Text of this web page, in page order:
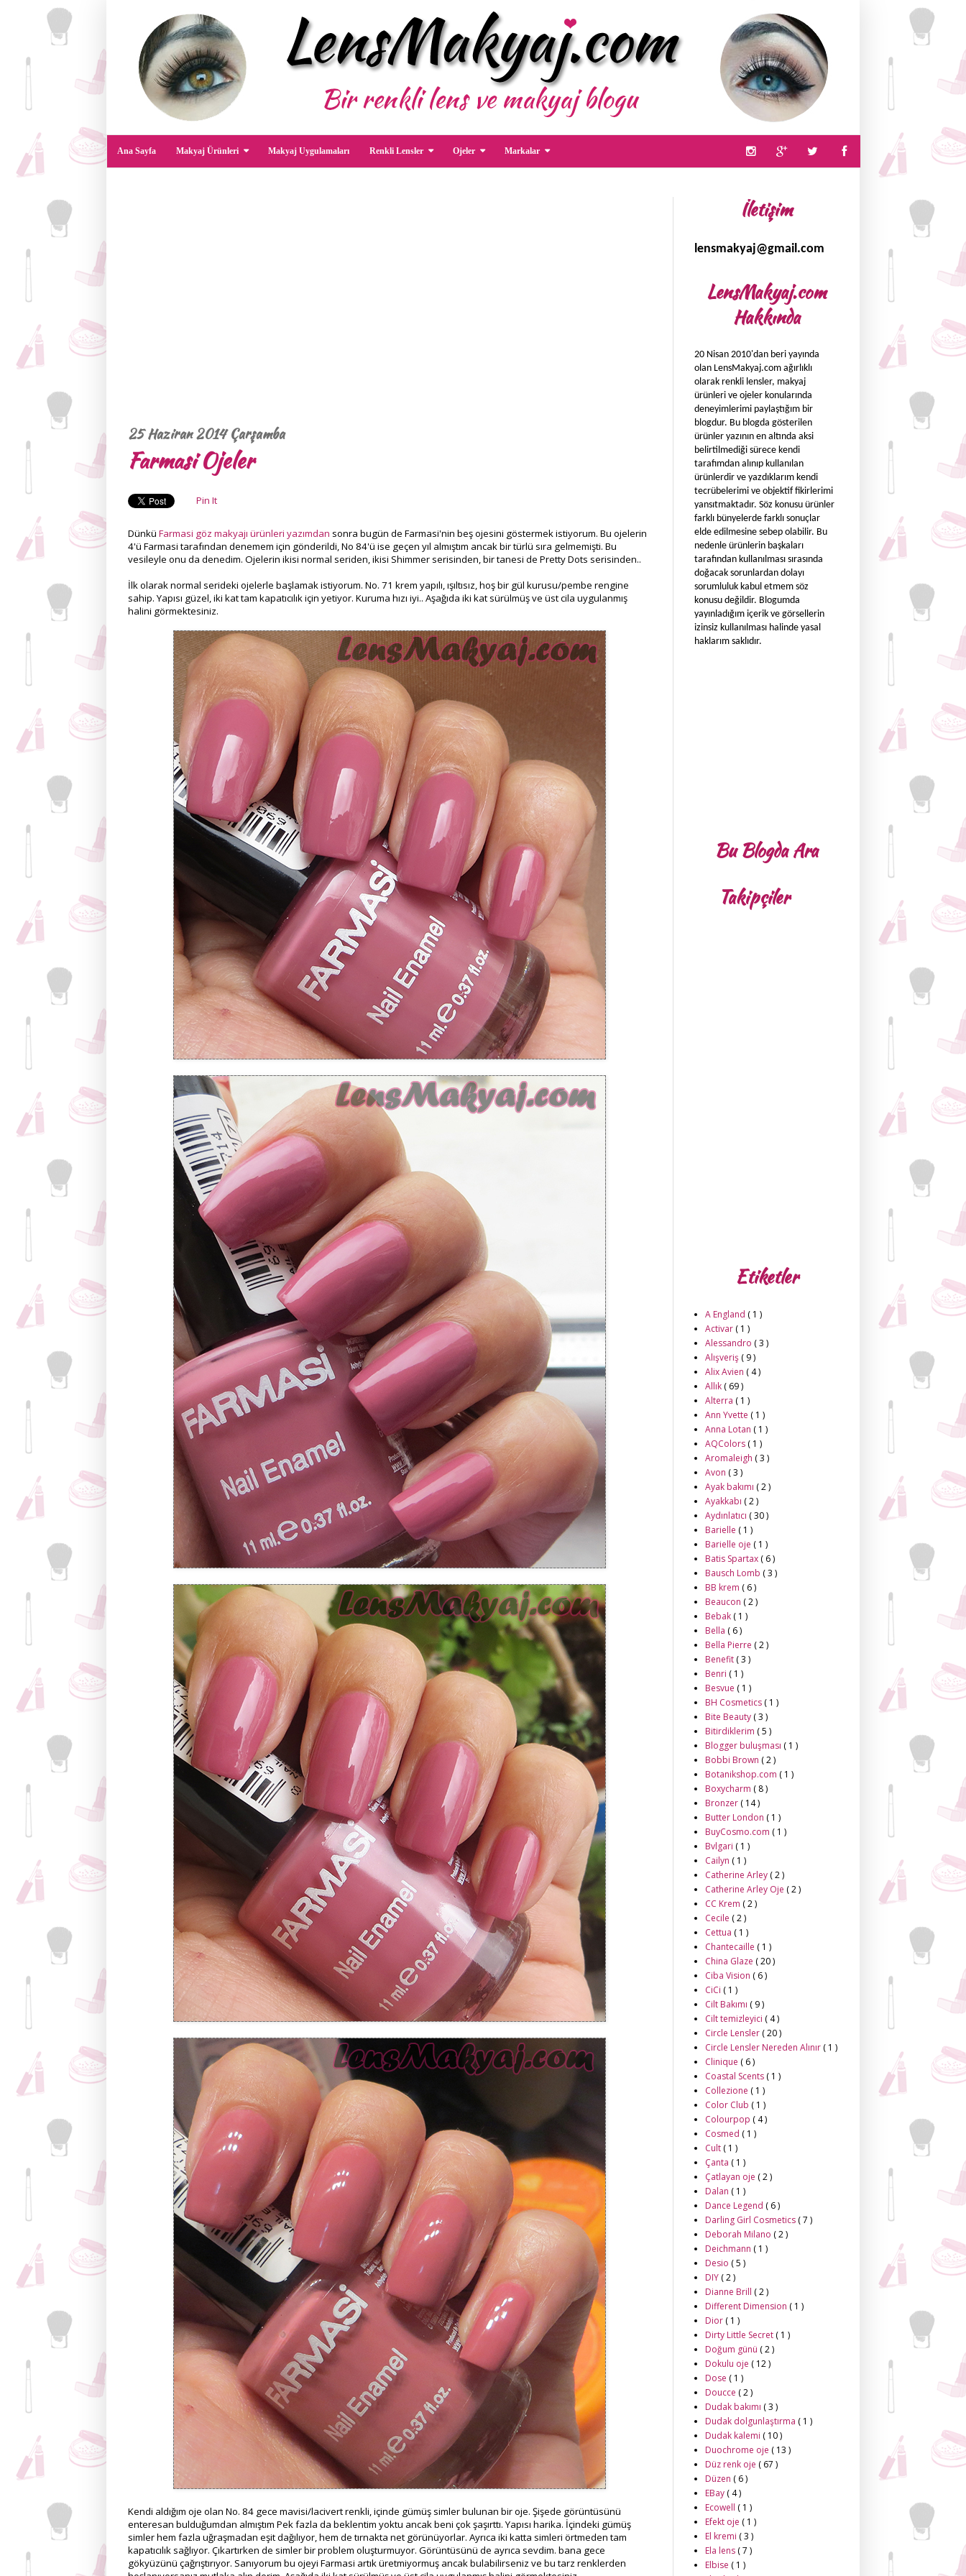
Ana Sayfa Makyaj Ürünleri Makyaj Uygulamaları Renkli Lensler Ojeler Markalar
25 Haziran 2014 Çarşamba
Farmasi Ojeler
Pin It
Dünkü Farmasi göz makyajı ürünleri yazımdan sonra bugün de Farmasi'nin beş ojesini göstermek istiyorum. Bu ojelerin
4'ü Farmasi tarafından denemem için gönderildi, No 84'ü ise geçen yıl almıştım ancak bir türlü sıra gelmemişti. Bu
vesileyle onu da denedim. Ojelerin ikisi normal seriden, ikisi Shimmer serisinden, bir tanesi de Pretty Dots serisinden..
İlk olarak normal serideki ojelerle başlamak istiyorum. No. 71 krem yapılı, ışıltısız, hoş bir gül kurusu/pembe rengine
sahip. Yapısı güzel, iki kat tam kapatıcılık için yetiyor. Kuruma hızı iyi.. Aşağıda iki kat sürülmüş ve üst cila uygulanmış
halini görmektesiniz.
Kendi aldığım oje olan No. 84 gece mavisi/lacivert renkli, içinde gümüş simler bulunan bir oje. Şişede görüntüsünü
enteresan bulduğumdan almıştım Pek fazla da beklentim yoktu ancak beni çok şaşırttı. Yapısı harika. İçindeki gümüş
simler hem fazla uğraşmadan eşit dağılıyor, hem de tırnakta net görünüyorlar. Ayrıca iki katta simleri örtmeden tam
kapatıcılık sağlıyor. Çıkartırken de simler bir problem oluşturmuyor. Görüntüsünü de ayrıca sevdim. bana gece
gökyüzünü çağrıştırıyor. Sanıyorum bu ojeyi Farmasi artık üretmiyormuş ancak bulabilirseniz ve bu tarz renklerden
İletişim
lensmakyaj@gmail.com
LensMakyaj.com
Hakkında
20 Nisan 2010'dan beri yayında
olan LensMakyaj.com ağırlıklı
olarak renkli lensler, makyaj
ürünleri ve ojeler konularında
deneyimlerimi paylaştığım bir
blogdur. Bu blogda gösterilen
ürünler yazının en altında aksi
belirtilmediği sürece kendi
tarafımdan alınıp kullanılan
ürünlerdir ve yazdıklarım kendi
tecrübelerimi ve objektif fikirlerimi
yansıtmaktadır. Söz konusu ürünler
farklı bünyelerde farklı sonuçlar
elde edilmesine sebep olabilir. Bu
nedenle ürünlerin başkaları
tarafından kullanılması sırasında
doğacak sorunlardan dolayı
sorumluluk kabul etmem söz
konusu değildir. Blogumda
yayınladığım içerik ve görsellerin
izinsiz kullanılması halinde yasal
haklarım saklıdır.
Bu Blogda Ara
Takipçiler
Etiketler
A England ( 1 )
Activar ( 1 )
Alessandro ( 3 )
Alışveriş ( 9 )
Alix Avien ( 4 )
Allık ( 69 )
Alterra ( 1 )
Ann Yvette ( 1 )
Anna Lotan ( 1 )
AQColors ( 1 )
Aromaleigh ( 3 )
Avon ( 3 )
Ayak bakımı ( 2 )
Ayakkabı ( 2 )
Aydınlatıcı ( 30 )
Barielle ( 1 )
Barielle oje ( 1 )
Batis Spartax ( 6 )
Bausch Lomb ( 3 )
BB krem ( 6 )
Beaucon ( 2 )
Bebak ( 1 )
Bella ( 6 )
Bella Pierre ( 2 )
Benefit ( 3 )
Benri ( 1 )
Besvue ( 1 )
BH Cosmetics ( 1 )
Bite Beauty ( 3 )
Bitirdiklerim ( 5 )
Blogger buluşması ( 1 )
Bobbi Brown ( 2 )
Botanikshop.com ( 1 )
Boxycharm ( 8 )
Bronzer ( 14 )
Butter London ( 1 )
BuyCosmo.com ( 1 )
Bvlgari ( 1 )
Cailyn ( 1 )
Catherine Arley ( 2 )
Catherine Arley Oje ( 2 )
CC Krem ( 2 )
Cecile ( 2 )
Cettua ( 1 )
Chantecaille ( 1 )
China Glaze ( 20 )
Ciba Vision ( 6 )
CiCi ( 1 )
Cilt Bakımı ( 9 )
Cilt temizleyici ( 4 )
Circle Lensler ( 20 )
Circle Lensler Nereden Alınır ( 1 )
Clinique ( 6 )
Coastal Scents ( 1 )
Collezione ( 1 )
Color Club ( 1 )
Colourpop ( 4 )
Cosmed ( 1 )
Cult ( 1 )
Çanta ( 1 )
Çatlayan oje ( 2 )
Dalan ( 1 )
Dance Legend ( 6 )
Darling Girl Cosmetics ( 7 )
Deborah Milano ( 2 )
Deichmann ( 1 )
Desio ( 5 )
DIY ( 2 )
Dianne Brill ( 2 )
Different Dimension ( 1 )
Dior ( 1 )
Dirty Little Secret ( 1 )
Doğum günü ( 2 )
Dokulu oje ( 12 )
Dose ( 1 )
Doucce ( 2 )
Dudak bakımı ( 3 )
Dudak dolgunlaştırma ( 1 )
Dudak kalemi ( 10 )
Duochrome oje ( 13 )
Düz renk oje ( 67 )
Düzen ( 6 )
EBay ( 4 )
Ecowell ( 1 )
Efekt oje ( 1 )
El kremi ( 3 )
Ela lens ( 7 )
Elbise ( 1 )